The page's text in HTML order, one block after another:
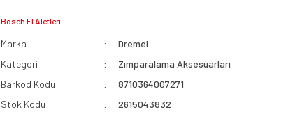
Bosch El Aletleri
Marka
Dremel
Kategori
Zımparalama Aksesuarları
Barkod Kodu
8710364007271
Stok Kodu
2615043832